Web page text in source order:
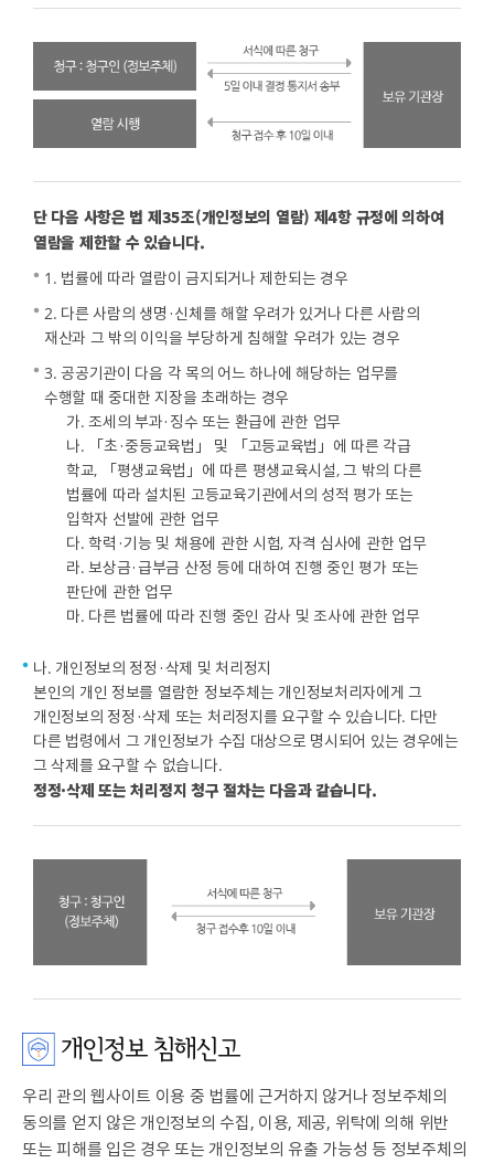
단 다음 사항은 법 제35조(개인정보의 열람) 제4항 규정에 의하여
열람을 제한할 수 있습니다.
1. 법률에 따라 열람이 금지되거나 제한되는 경우
2. 다른 사람의 생명·신체를 해할 우려가 있거나 다른 사람의
재산과 그 밖의 이익을 부당하게 침해할 우려가 있는 경우
3. 공공기관이 다음 각 목의 어느 하나에 해당하는 업무를
수행할 때 중대한 지장을 초래하는 경우
가. 조세의 부과·징수 또는 환급에 관한 업무
나. 「초·중등교육법」 및 「고등교육법」에 따른 각급
학교, 「평생교육법」에 따른 평생교육시설, 그 밖의 다른
법률에 따라 설치된 고등교육기관에서의 성적 평가 또는
입학자 선발에 관한 업무
다. 학력·기능 및 채용에 관한 시험, 자격 심사에 관한 업무
라. 보상금·급부금 산정 등에 대하여 진행 중인 평가 또는
판단에 관한 업무
마. 다른 법률에 따라 진행 중인 감사 및 조사에 관한 업무
나. 개인정보의 정정·삭제 및 처리정지
본인의 개인 정보를 열람한 정보주체는 개인정보처리자에게 그
개인정보의 정정·삭제 또는 처리정지를 요구할 수 있습니다. 다만
다른 법령에서 그 개인정보가 수집 대상으로 명시되어 있는 경우에는
그 삭제를 요구할 수 없습니다.
정정·삭제 또는 처리정지 청구 절차는 다음과 같습니다.
개인정보 침해신고
우리 관의 웹사이트 이용 중 법률에 근거하지 않거나 정보주체의
동의를 얻지 않은 개인정보의 수집, 이용, 제공, 위탁에 의해 위반
또는 피해를 입은 경우 또는 개인정보의 유출 가능성 등 정보주체의